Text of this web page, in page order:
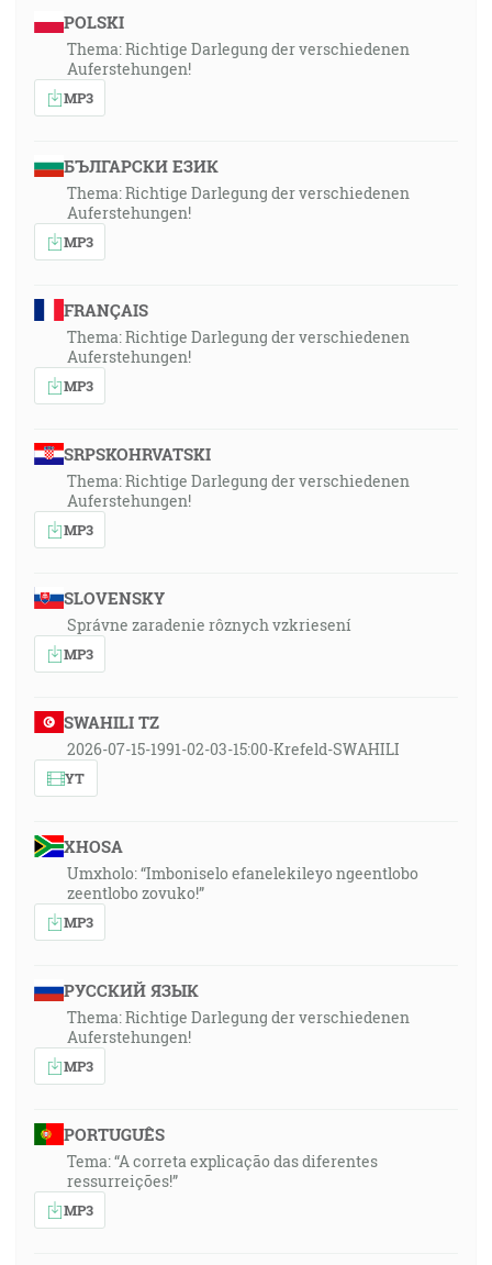
POLSKI
Thema: Richtige Darlegung der verschiedenen
Auferstehungen!
MP3
БЪЛГАРСКИ ЕЗИК
Thema: Richtige Darlegung der verschiedenen
Auferstehungen!
MP3
FRANÇAIS
Thema: Richtige Darlegung der verschiedenen
Auferstehungen!
MP3
SRPSKOHRVATSKI
Thema: Richtige Darlegung der verschiedenen
Auferstehungen!
MP3
SLOVENSKY
Správne zaradenie rôznych vzkriesení
MP3
SWAHILI TZ
2026-07-15-1991-02-03-15:00-Krefeld-SWAHILI
YT
XHOSA
Umxholo: “Imboniselo efanelekileyo ngeentlobo
zeentlobo zovuko!”
MP3
РУССКИЙ ЯЗЫК
Thema: Richtige Darlegung der verschiedenen
Auferstehungen!
MP3
PORTUGUÊS
Tema: “A correta explicação das diferentes
ressurreições!”
MP3